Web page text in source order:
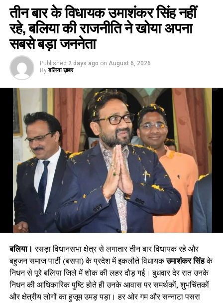
तीन बार के विधायक उमाशंकर सिंह नहीं
रहे, बलिया की राजनीति ने खोया अपना
सबसे बड़ा जननेता
Published 2 days ago on August 6, 2026
By बलिया ख़बर
बलिया। रसड़ा विधानसभा क्षेत्र से लगातार तीन बार विधायक रहे और
बहुजन समाज पार्टी (बसपा) के प्रदेश में इकलौते विधायकउमाशंकर सिंहके
निधन से पूरे बलिया जिले में शोक की लहर दौड़ गई। बुधवार देर रात उनके
निधन की आधिकारिक पुष्टि होते ही उनके आवास पर समर्थकों, शुभचिंतकों
और क्षेत्रीय लोगों का हुजूम उमड़ पड़ा। हर ओर गम और सन्नाटा पसरा